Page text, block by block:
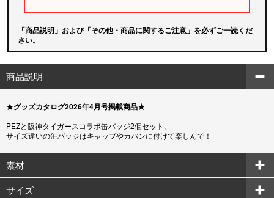
「商品説明」および「その他・商品に関するご注意」を必ずご一読くだ
さい。
商品説明
★グッズカタログ2026年4月号掲載商品★
PEZと阪神タイガースコラボ缶バッジ2個セット。
サイズ違いの缶バッジはキャップやカバンに付けて楽しんで！
素材
サイズ